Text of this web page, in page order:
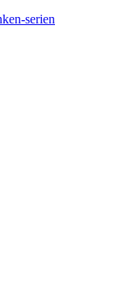
serien